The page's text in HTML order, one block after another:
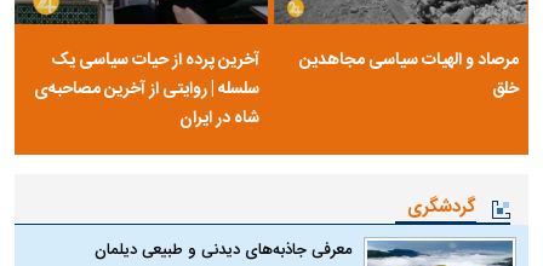
مرصاد و الهیات سیاسی مجاهدین
خلق
آخرین پرده از حیات سیاسی یک
سلسله | روایتی از آخرین مصاحبه‌ی
شاه در ایران
گردشگری
معرفی جاذبه‌های دیدنی و طبیعی دیلمان